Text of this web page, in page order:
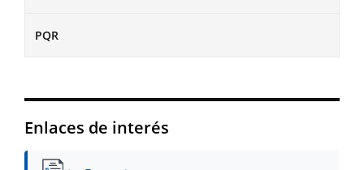
PQR
Enlaces de interés